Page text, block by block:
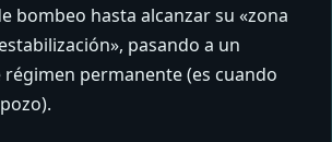
bombeo hasta alcanzar su «zona
pasando a un
permanente (es cuando